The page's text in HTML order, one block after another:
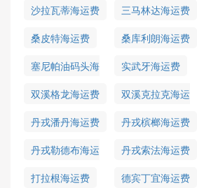
沙拉瓦蒂海运费
三马林达海运费
桑皮特海运费
桑库利朗海运费
塞尼帕油码头海
实武牙海运费
双溪格龙海运费
双溪克拉克海运
丹戎潘丹海运费
丹戎槟榔海运费
丹戎勒德布海运
费
丹戎索法海运费
打拉根海运费
德宾丁宜海运费